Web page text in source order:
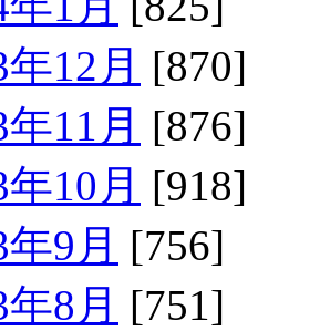
12月 [870]
11月 [876]
10月 [918]
9月 [756]
8月 [751]